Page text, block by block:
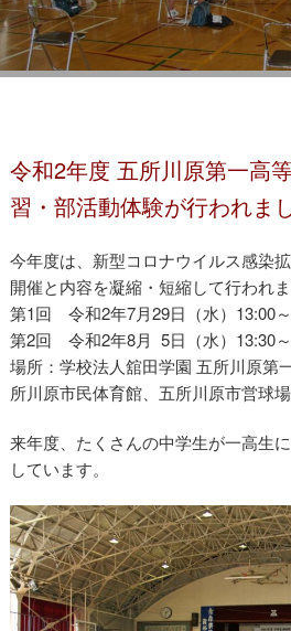
令和2年度 五所川原第一高
習・部活動体験が行われまし
今年度は、新型コロナウイルス感染
開催と内容を凝縮・短縮して行われま
第1回 令和2年7月29日（水）13:00
第2回 令和2年8月 5日（水）13:30
場所：学校法人舘田学園 五所川原第
所川原市民体育館、五所川原市営球場
来年度、たくさんの中学生が一高生
しています。